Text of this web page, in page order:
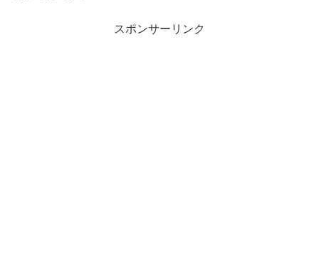
スポンサーリンク